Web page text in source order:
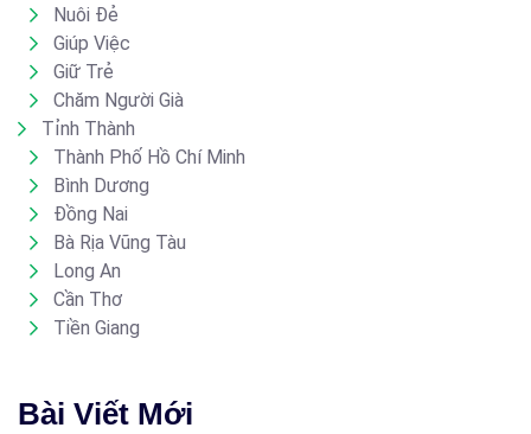
Nuôi Đẻ
Giúp Việc
Giữ Trẻ
Chăm Người Già
Tỉnh Thành
Thành Phố Hồ Chí Minh
Bình Dương
Đồng Nai
Bà Rịa Vũng Tàu
Long An
Cần Thơ
Tiền Giang
Bài Viết Mới